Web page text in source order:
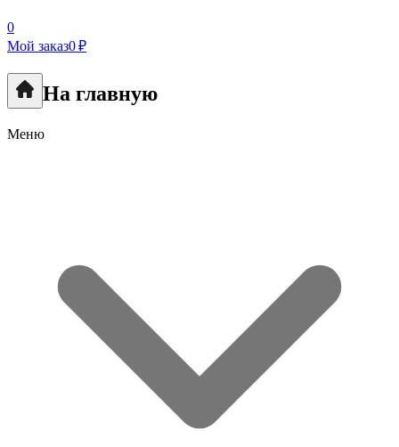
0
Мой заказ0 ₽
На главную
Меню